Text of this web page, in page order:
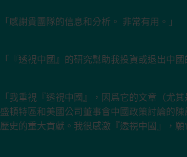
「感謝貴團隊的信息和分析。 非常有用。」
「『透視中國』的研究幫助我投資或退出中國
「我重視『透視中國』，因爲它的文章（尤
盛頓特區和美國公司董事會中國政策討論的
歷史的重大貢獻。我很感激『透視中國』，願